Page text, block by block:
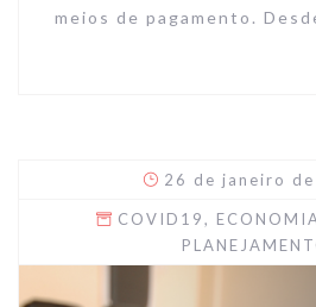
meios de pagamento.
26 de janeiro
COVID19,